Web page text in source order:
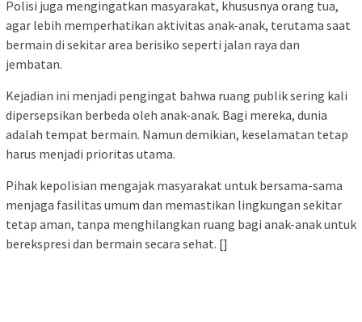
Polisi juga mengingatkan masyarakat, khususnya orang tua,
agar lebih memperhatikan aktivitas anak-anak, terutama saat
bermain di sekitar area berisiko seperti jalan raya dan
jembatan.
Kejadian ini menjadi pengingat bahwa ruang publik sering kali
dipersepsikan berbeda oleh anak-anak. Bagi mereka, dunia
adalah tempat bermain. Namun demikian, keselamatan tetap
harus menjadi prioritas utama.
Pihak kepolisian mengajak masyarakat untuk bersama-sama
menjaga fasilitas umum dan memastikan lingkungan sekitar
tetap aman, tanpa menghilangkan ruang bagi anak-anak untuk
berekspresi dan bermain secara sehat. []